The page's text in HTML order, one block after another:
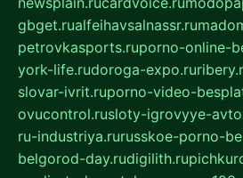
gbget.rualfeihavsalnassr.ru
petrovkasports.ruporno-online-
york-life.rudoroga-expo.ru
slovar-ivrit.ruporno-video-
ovucontrol.rusloty-igrovyye-
ru-industriya.rurusskoe-porno-
belgorod-day.rudigilith.ru